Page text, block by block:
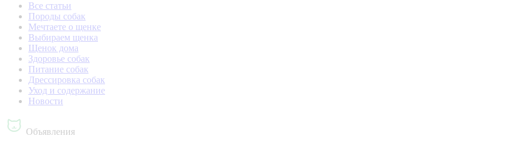
Все статьи
Породы собак
Мечтаете о щенке
Выбираем щенка
Щенок дома
Здоровье собак
Питание собак
Дрессировка собак
Уход и содержание
Новости
Объявления